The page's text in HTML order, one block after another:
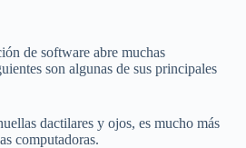
de software abre muchas
son algunas de sus principales
dactilares y ojos, es mucho más
computadoras.